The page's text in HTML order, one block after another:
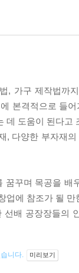
, 가구 제작법까
본격적으로 들
데 도움이 된다
, 다양한 부자재
꿈꾸며 목공을
업에 참조가 될
선배 공장장들의
니다. 미리보기